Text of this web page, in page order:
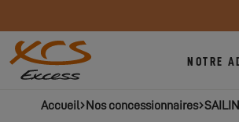
NOTRE
Accueil Nos concessionnaires